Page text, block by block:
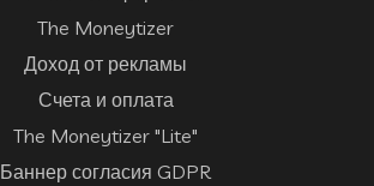
The Moneytizer
Доход от рекламы
Счета и оплата
The Moneytizer "Lite"
Баннер согласия GDPR